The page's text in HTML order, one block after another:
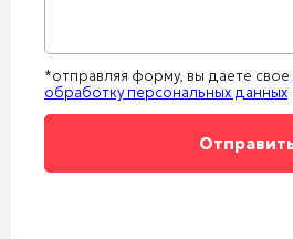
*отправляя форму, вы даете свое
обработку персональных данных